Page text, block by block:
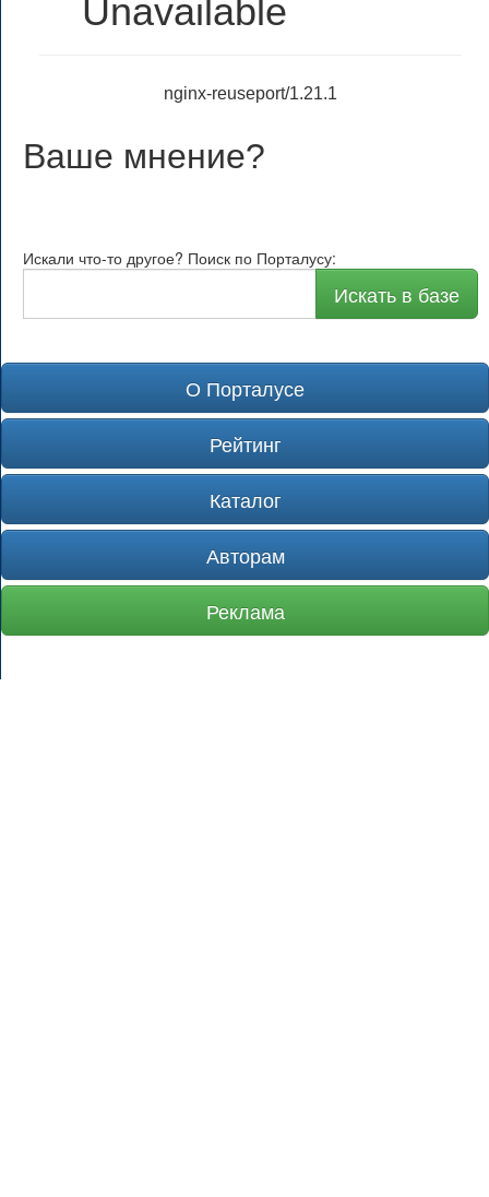
Unavailable
nginx-reuseport/1.21.1
Ваше мнение?
Искали что-то другое? Поиск по Порталусу:
Искать в базе
О Порталусе
Рейтинг
Каталог
Авторам
Реклама